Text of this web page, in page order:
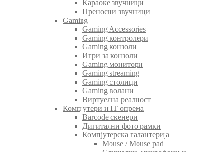
Караоке звучници
Преносни звучници
Gaming
Gaming Accessories
Gaming контролери
Gaming конзоли
Игри за конзоли
Gaming монитори
Gaming streaming
Gaming столици
Gaming волани
Виртуелна реалност
Компјутери и IT опрема
Barcode скенери
Дигитални фото рамки
Компјутерска галантерија
Mouse / Mouse pad